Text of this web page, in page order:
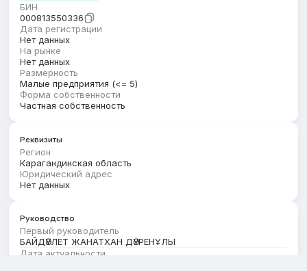
БИН
000813550336
Дата регистрации
Нет данных
На рынке
Нет данных
Размерность
Малые предприятия (<= 5)
Форма собственности
Частная собственность
Реквизиты
Регион
Карагандинская область
Юридический адрес
Нет данных
Руководство
Первый руководитель
БАЙДӘУЛЕТ ЖАНАТХАН ДӘУРЕНҰЛЫ
Дата актуальности